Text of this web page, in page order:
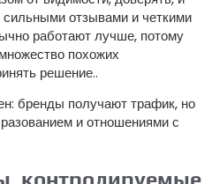
отзывами и четкими
работают лучше, потому
похожих
решение..
бренды получают трафик, но
и отношениями с